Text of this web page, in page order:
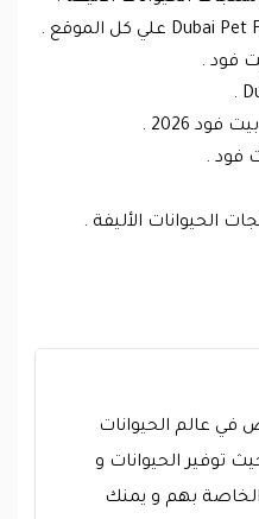
فود .
2026 .
فود .
الأليفة .
عالم الحيوانات
توفير الحيوانات و
بهم و يمنك